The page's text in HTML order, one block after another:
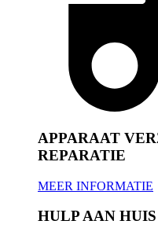
APPARAAT
REPARATIE
MEER INFORMATIE
HULP AAN HUIS